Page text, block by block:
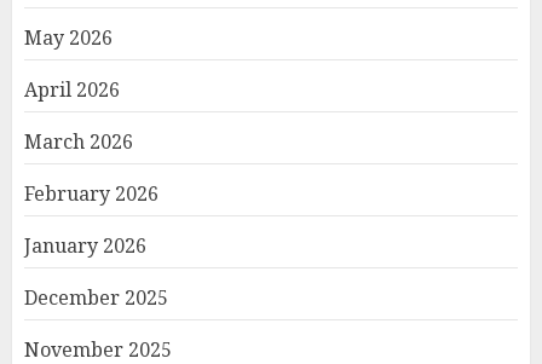
May 2026
April 2026
March 2026
February 2026
January 2026
December 2025
November 2025